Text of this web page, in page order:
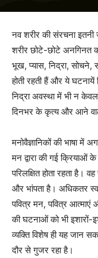
नव शरीर की संरचना
शरीर छोटे-छोटे अनगिनत
भूख, प्यास, निद्रा, सोचने,
होती रहती हैं और ये घटनायें
निद्रा अवस्था में भी न
दिनभर के कृत्य और आने
मनोवैज्ञानिकों की भाषा
मन द्वारा की गई क्रियाओं
परिलक्षित होता रहता है।
और भांपता है। अधिकतर
पवित्र मन, पवित्र आत्माएं
की घटनाओं को भी इशारों-
व्यक्ति विशेष ही यह जान
दौर से गुजर रहा है।